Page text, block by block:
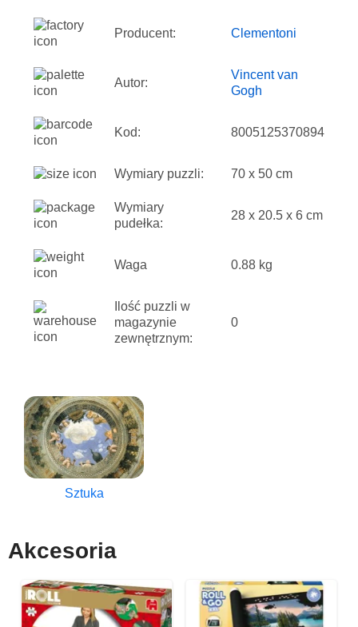
Producent: Clementoni
Autor:
Vincent van
Gogh
Kod: 8005125370894
Wymiary puzzli: 70 x 50 cm
Wymiary
pudełka:
28 x 20.5 x 6 cm
Waga 0.88 kg
Ilość puzzli w
magazynie
zewnętrznym:
0
Sztuka
Akcesoria